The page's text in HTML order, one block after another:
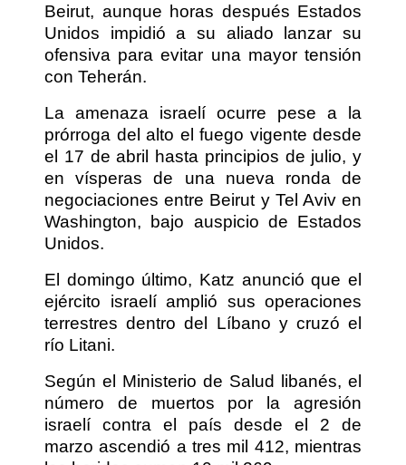
Beirut, aunque horas después Estados
Unidos impidió a su aliado lanzar su
ofensiva para evitar una mayor tensión
con Teherán.
La amenaza israelí ocurre pese a la
prórroga del alto el fuego vigente desde
el 17 de abril hasta principios de julio, y
en vísperas de una nueva ronda de
negociaciones entre Beirut y Tel Aviv en
Washington, bajo auspicio de Estados
Unidos.
El domingo último, Katz anunció que el
ejército israelí amplió sus operaciones
terrestres dentro del Líbano y cruzó el
río Litani.
Según el Ministerio de Salud libanés, el
número de muertos por la agresión
israelí contra el país desde el 2 de
marzo ascendió a tres mil 412, mientras